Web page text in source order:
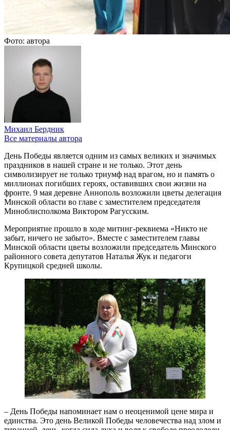
Фото: автора
Михаил Бердник
Все материалы автора
День Победы является одним из самых великих и значимых
праздников в нашей стране и не только. Этот день
символизирует не только триумф над врагом, но и память о
миллионах погибших героях, оставивших свои жизни на
фронте. 9 мая деревне Аннополь возложили цветы делегация
Минской области во главе с заместителем председателя
Миноблисполкома Виктором Рагусским.
Мероприятие прошло в ходе митинг-реквиема «Никто не
забыт, ничего не забыто». Вместе с заместителем главы
Минской области цветы возложили председатель Минского
районного совета депутатов Наталья Жук и педагоги
Крупицкой средней школы.
– День Победы напоминает нам о неоценимой цене мира и
единства. Это день Великой Победы человечества над злом и